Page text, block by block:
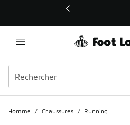
Ce lien ouvrira une nouvelle fenêtre
Homme / Chaussures / Running